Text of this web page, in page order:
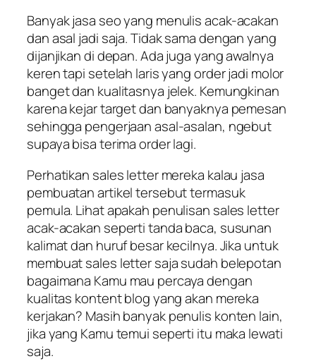
Banyak jasa seo yang menulis acak-acakan
dan asal jadi saja. Tidak sama dengan yang
dijanjikan di depan. Ada juga yang awalnya
keren tapi setelah laris yang order jadi molor
banget dan kualitasnya jelek. Kemungkinan
karena kejar target dan banyaknya pemesan
sehingga pengerjaan asal-asalan, ngebut
supaya bisa terima order lagi.
Perhatikan sales letter mereka kalau jasa
pembuatan artikel tersebut termasuk
pemula. Lihat apakah penulisan sales letter
acak-acakan seperti tanda baca, susunan
kalimat dan huruf besar kecilnya. Jika untuk
membuat sales letter saja sudah belepotan
bagaimana Kamu mau percaya dengan
kualitas kontent blog yang akan mereka
kerjakan? Masih banyak penulis konten lain,
jika yang Kamu temui seperti itu maka lewati
saja.